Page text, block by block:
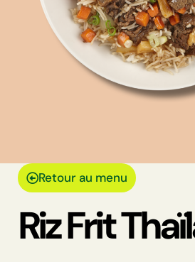
Retour au menu
Riz Frit